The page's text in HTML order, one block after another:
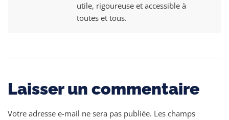
utile, rigoureuse et accessible à
toutes et tous.
Laisser un commentaire
Votre adresse e-mail ne sera pas publiée. Les champs